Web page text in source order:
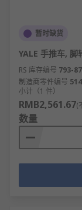
暂时缺货
YALE 手推车,
RS 库存编号 793-
制造商零件编号
小计（1 件）
RMB2,561.67(
数量